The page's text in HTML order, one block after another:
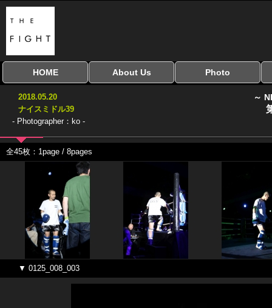
HOME
全興行を表示
ナイスミドル
アマチュアキック
協議会
全日本学生キック
建武館キッズ大会
Bigbang
おやじファイト
About Us Photo
2018.05.20
ナイスミドル39
- Photographer：ko -
～
全45枚：1page / 8pages
▼ 0125_008_003